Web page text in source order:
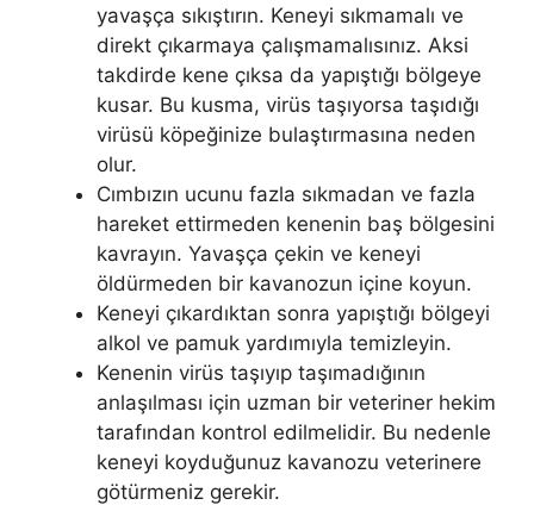
yavaşça sıkıştırın. Keneyi sıkmamalı ve
direkt çıkarmaya çalışmamalısınız. Aksi
takdirde kene çıksa da yapıştığı bölgeye
kusar. Bu kusma, virüs taşıyorsa taşıdığı
virüsü köpeğinize bulaştırmasına neden
olur.
Cımbızın ucunu fazla sıkmadan ve fazla
hareket ettirmeden kenenin baş bölgesini
kavrayın. Yavaşça çekin ve keneyi
öldürmeden bir kavanozun içine koyun.
Keneyi çıkardıktan sonra yapıştığı bölgeyi
alkol ve pamuk yardımıyla temizleyin.
Kenenin virüs taşıyıp taşımadığının
anlaşılması için uzman bir veteriner hekim
tarafından kontrol edilmelidir. Bu nedenle
keneyi koyduğunuz kavanozu veterinere
götürmeniz gerekir.